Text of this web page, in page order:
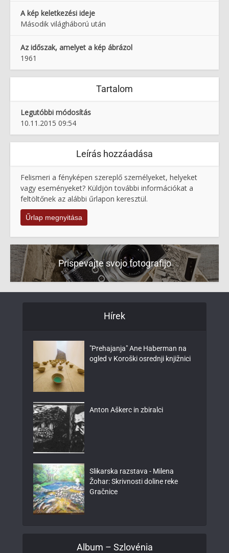
A kép keletkezési ideje
Második világháború után
Az időszak, amelyet a kép ábrázol
1961
Tartalom
Legutóbbi módosítás
10.11.2015 09:54
Leírás hozzáadása
Felismeri a fényképen szereplő személyeket, helyeket
vagy eseményeket? Küldjön további információkat a
feltöltőnek az alábbi űrlapon keresztül.
Űrlap megnyitása
Prispevajte svojo fotografijo
Hírek
"Prehajanja" Ane Haberman na
ogled v Koroški osrednji knjižnici
Anton Aškerc in zbiralci
Slikarska razstava - Milena
Žohar: Skrivnosti doline reke
Gračnice
Album – Szlovénia